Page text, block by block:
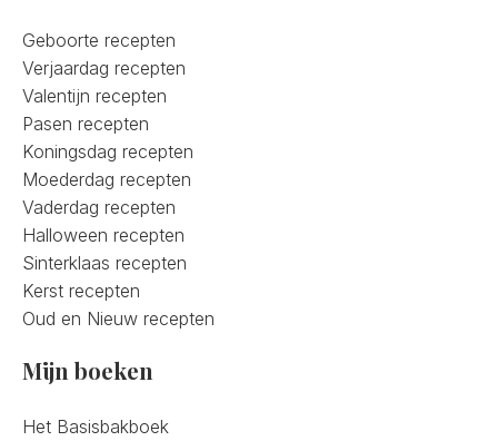
Geboorte recepten
Verjaardag recepten
Valentijn recepten
Pasen recepten
Koningsdag recepten
Moederdag recepten
Vaderdag recepten
Halloween recepten
Sinterklaas recepten
Kerst recepten
Oud en Nieuw recepten
Mijn boeken
Het Basisbakboek